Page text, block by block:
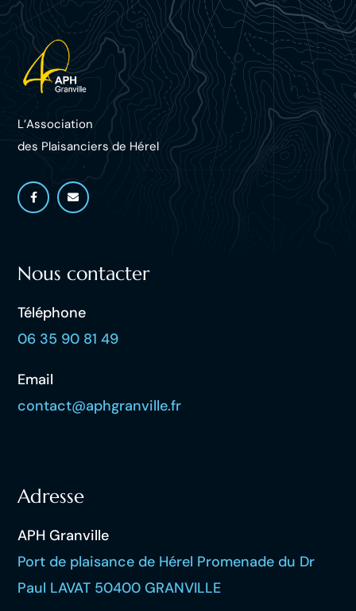
L’Association
des Plaisanciers de Hérel
Nous contacter
Téléphone
06 35 90 81 49
Email
contact@aphgranville.fr
Adresse
APH Granville
Port de plaisance de Hérel Promenade du Dr
Paul LAVAT 50400 GRANVILLE